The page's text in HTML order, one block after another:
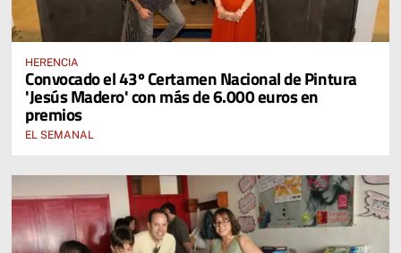
HERENCIA
Convocado el 43º Certamen Nacional de Pintura
'Jesús Madero' con más de 6.000 euros en
premios
EL SEMANAL